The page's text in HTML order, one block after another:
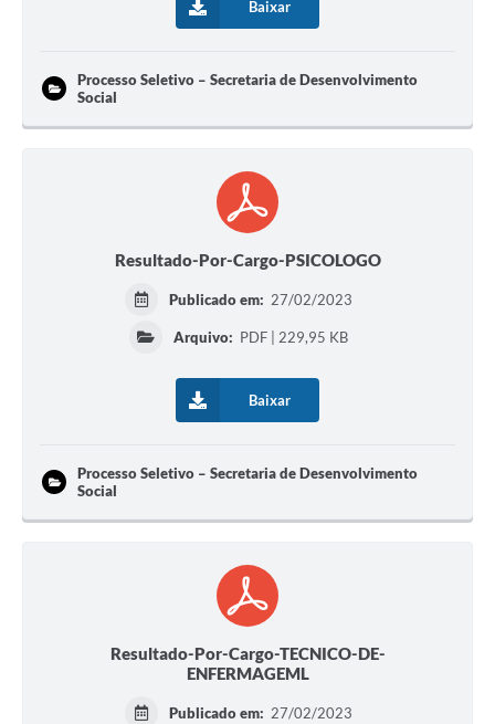
Baixar
Processo Seletivo – Secretaria de Desenvolvimento
Social
Resultado-Por-Cargo-PSICOLOGO
Publicado em: 27/02/2023
Arquivo: PDF | 229,95 KB
Baixar
Processo Seletivo – Secretaria de Desenvolvimento
Social
Resultado-Por-Cargo-TECNICO-DE-
ENFERMAGEML
Publicado em: 27/02/2023